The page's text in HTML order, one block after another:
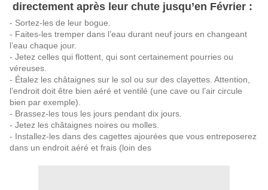
directement après leur chute jusqu’en Février :
- Sortez-les de leur bogue.
- Faites-les tremper dans l’eau durant neuf jours en changeant
l’eau chaque jour.
- Jetez celles qui flottent, qui sont certainement pourries ou
véreuses.
- Étalez les châtaignes sur le sol ou sur des clayettes. Attention,
l’endroit doit être bien aéré et ventilé (une cave ou l’air circule
bien par exemple).
- Brassez-les tous les jours pendant dix jours.
- Jetez les châtaignes noires ou molles.
- Installez-les dans des cagettes ajourées que vous entreposerez
dans un endroit aéré et frais (loin des